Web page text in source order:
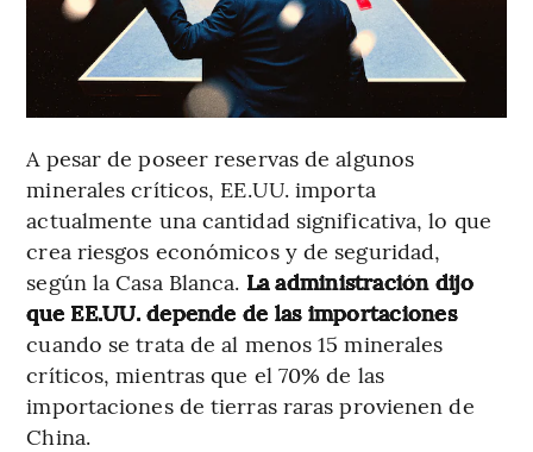
A pesar de poseer reservas de algunos
minerales críticos, EE.UU. importa
actualmente una cantidad significativa, lo que
crea riesgos económicos y de seguridad,
según la Casa Blanca. La administración dijo
que EE.UU. depende de las importaciones
cuando se trata de al menos 15 minerales
críticos, mientras que el 70% de las
importaciones de tierras raras provienen de
China.